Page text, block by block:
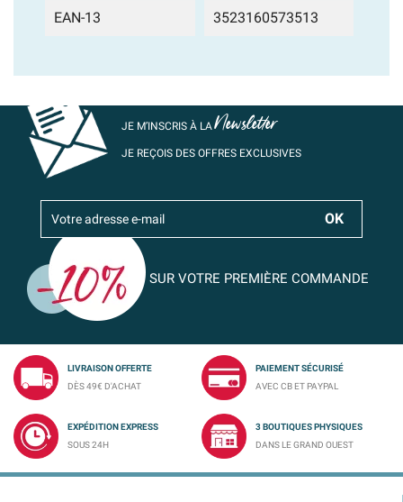
EAN-13 3523160573513
JE M’INSCRIS À LANewsletter
JE REÇOIS DES OFFRES EXCLUSIVES
SUR VOTRE PREMIÈRE COMMANDE
LIVRAISON OFFERTE
DÈS 49€ D'ACHAT
PAIEMENT SÉCURISÉ
AVEC CB ET PAYPAL
EXPÉDITION EXPRESS
SOUS 24H
3 BOUTIQUES PHYSIQUES
DANS LE GRAND OUEST